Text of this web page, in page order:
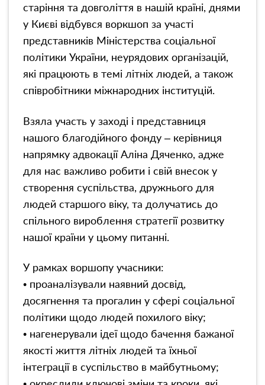
старіння та довголіття в нашій країні, днями
у Києві відбувся воркшоп за участі
представників Міністерства соціальної
політики України, неурядових організацій,
які працюють в темі літніх людей, а також
співробітники міжнародних інституцій.
Взяла участь у заході і представниця
нашого благодійного фонду – керівниця
напрямку адвокації Аліна Дяченко, адже
для нас важливо робити і свій внесок у
створення суспільства, дружнього для
людей старшого віку, та долучатись до
спільного вироблення стратегії розвитку
нашої країни у цьому питанні.
У рамках воршопу учасники:
• проаналізували наявний досвід,
досягнення та прогалин у сфері соціальної
політики щодо людей похилого віку;
• нагенерували ідеї щодо бачення бажаної
якості життя літніх людей та їхньої
інтеграції в суспільство в майбутньому;